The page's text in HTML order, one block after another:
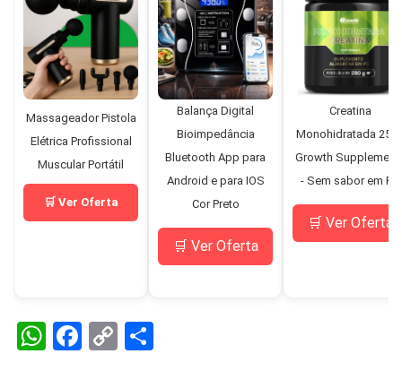
Massageador Pistola
Elétrica Profissional
Muscular Portátil
🛒 Ver Oferta
Balança Digital
Bioimpedância
Bluetooth App para
Android e para IOS
Cor Preto
🛒 Ver Oferta
Creatina
Monohidratada
Growth
- Sem sabor em Pó
🛒 Ver Oferta
W
F
C